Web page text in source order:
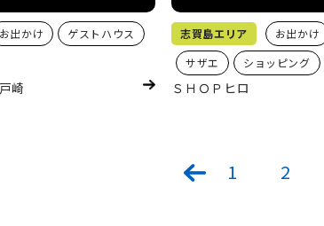
お出かけ
ゲストハウス
崎
志賀島エリア お出かけ
サザエ
ショッピング
ＳＨＯＰヒロ
1 2